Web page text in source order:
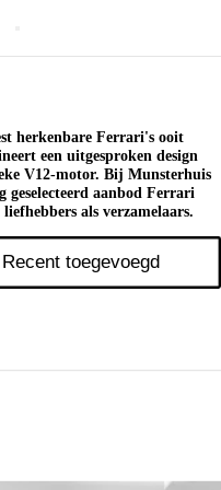
herkenbare Ferrari's ooit
een uitgesproken design
V12-motor. Bij Munsterhuis
geselecteerd aanbod Ferrari
als verzamelaars.